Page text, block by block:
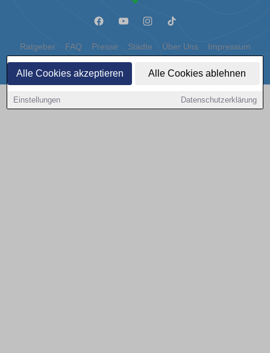
Alle Cookies akzeptieren Alle Cookies ablehnen
Einstellungen Datenschutzerklärung
Ratgeber FAQ Presse Städte Über Uns Impressum
Datenschutz Cookies
Copyright © 2000 - 2026 | 1A Infosysteme GmbH | Content by: 1a-sites-autos